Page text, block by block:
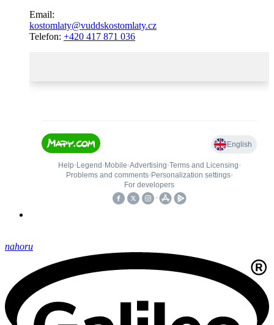
Email:
kostomlaty@vuddskostomlaty.cz
Telefon: +420 417 871 036
nahoru